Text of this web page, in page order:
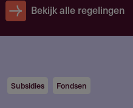
Bekijk alle regelingen
Subsidies Fondsen